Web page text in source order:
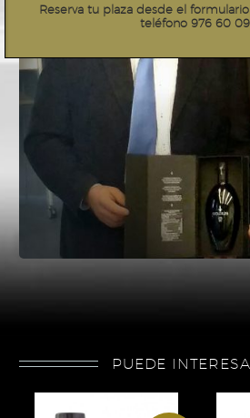
PUEDE
Reserva tu plaza desde el
teléfono 976 60